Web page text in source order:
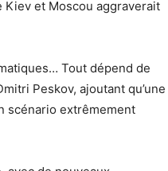
Kiev et Moscou aggraverait
Tout dépend de
Peskov, ajoutant qu’une
scénario extrêmement